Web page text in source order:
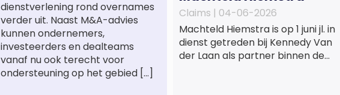
dienstverlening rond overnames
verder uit. Naast M&A-advies
kunnen ondernemers,
investeerders en dealteams
vanaf nu ook terecht voor
ondersteuning op het gebied […]
Claims | 04-06-2026
Machteld Hiemstra is op 1 juni jl. in
dienst getreden bij Kennedy Van
der Laan als partner binnen de